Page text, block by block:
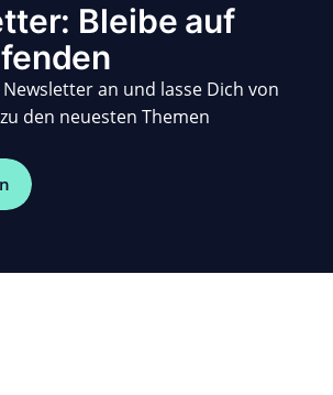
Bleibe auf
an und lasse Dich von
den neuesten Themen